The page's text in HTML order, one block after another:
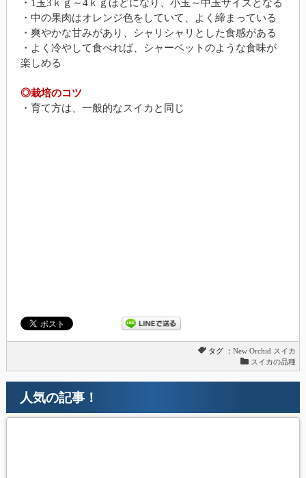
・1玉3ｋｇ～4ｋｇほどになり、小玉～中玉サイズとなる
・中の果肉はオレンジ色をしていて、よく締まっている
・爽やかな甘みがあり、シャリシャリとした食感がある
・よく冷やして食べれば、シャーベットのような食味が
楽しめる
◎栽培のコツ
・育て方は、一般的なスイカと同じ
タグ ：New Orchid スイカ
スイカの品種
人気の記事！